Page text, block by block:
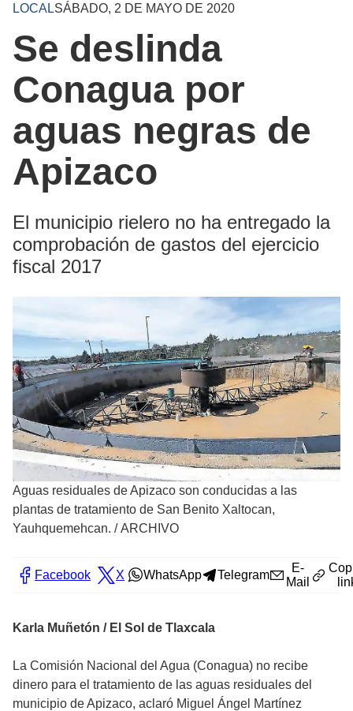
LOCALSÁBADO, 2 DE MAYO DE 2020
Se deslinda
Conagua por
aguas negras de
Apizaco
El municipio rielero no ha entregado la
comprobación de gastos del ejercicio
fiscal 2017
Aguas residuales de Apizaco son conducidas a las
plantas de tratamiento de San Benito Xaltocan,
Yauhquemehcan. /ARCHIVO
Facebook X WhatsApp Telegram
E-
Mail
Karla Muñetón / El Sol de Tlaxcala
La Comisión Nacional del Agua (Conagua) no recibe
dinero para el tratamiento de las aguas residuales del
municipio de Apizaco, aclaró Miguel Ángel Martínez